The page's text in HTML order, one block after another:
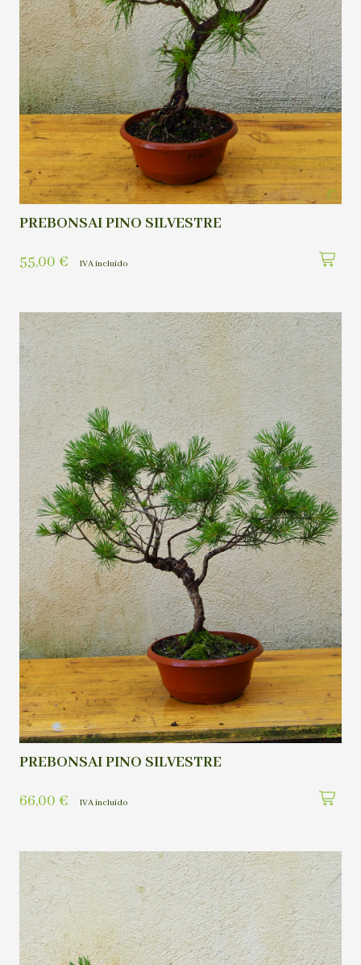
PREBONSAI PINO SILVESTRE
55,00 € IVA incluído
PREBONSAI PINO SILVESTRE
66,00 € IVA incluído